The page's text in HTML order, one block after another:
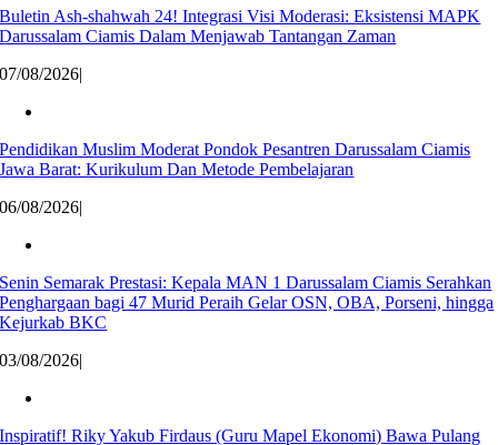
Buletin Ash-shahwah 24! Integrasi Visi Moderasi: Eksistensi MAPK
Darussalam Ciamis Dalam Menjawab Tantangan Zaman
07/08/2026|
Pendidikan Muslim Moderat Pondok Pesantren Darussalam Ciamis
Jawa Barat: Kurikulum Dan Metode Pembelajaran
06/08/2026|
Senin Semarak Prestasi: Kepala MAN 1 Darussalam Ciamis Serahkan
Penghargaan bagi 47 Murid Peraih Gelar OSN, OBA, Porseni, hingga
Kejurkab BKC
03/08/2026|
Inspiratif! Riky Yakub Firdaus (Guru Mapel Ekonomi) Bawa Pulang